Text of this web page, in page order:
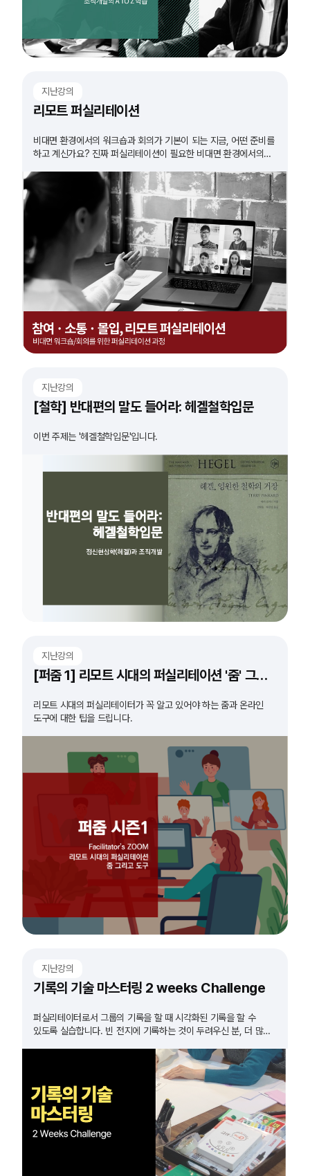
지난강의
리모트 퍼실리테이션
비대면 환경에서의 워크숍과 회의가 기본이 되는 지금, 어떤 준비를
하고 계신가요? 진짜 퍼실리테이션이 필요한 비대면 환경에서의
지난강의
[철학] 반대편의 말도 들어라: 헤겔철학입문
이번 주제는 '헤겔철학입문'입니다.
지난강의
[퍼줌 1] 리모트 시대의 퍼실리테이션 '줌' 그리고 '도구'
리모트 시대의 퍼실리테이터가 꼭 알고 있어야 하는 줌과 온라인
도구에 대한 팁을 드립니다.
지난강의
기록의 기술 마스터링 2 weeks Challenge
퍼실리테이터로서 그룹의 기록을 할 때 시각화된 기록을 할 수
있도록 실습합니다. 빈 전지에 기록하는 것이 두려우신 분, 더 많은